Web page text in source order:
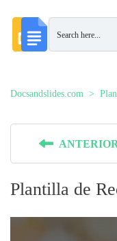
Docsandslides.com
Plantilla de